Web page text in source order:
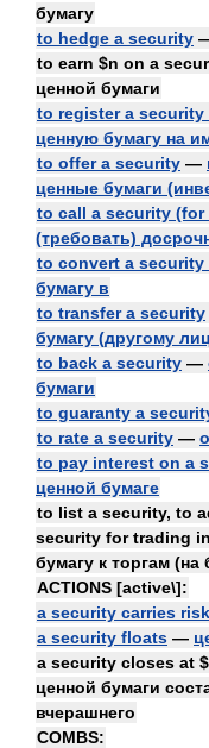
бумагу
to hedge a security
to earn $n on a
ценной бумаги
to register a security
ценную бумагу на
to offer a security —
ценные бумаги
to call a security (for
(требовать)
to convert a security
бумагу в
to transfer a security
бумагу (другому
to back a security —
бумаги
to guaranty a
to rate a security —
to pay interest on a
ценной бумаге
to list a security, to
security for trading
бумагу к торгам
ACTIONS [active\]:
a security carries risk
a security floats —
a security closes at
ценной бумаги
вчерашнего
COMBS: